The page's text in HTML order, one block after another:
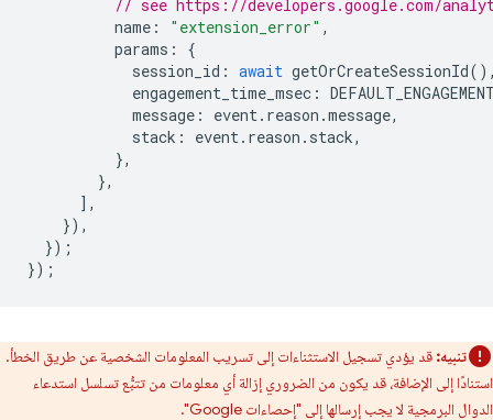
// see https://developers.google.com/
name : "extension_error" ,
params :
{
session_id : await getOrCreateSessionId
engagement_time_msec :
message : event. reason .message,
stack : event. reason . stack,
},
},
],
}),
});
});
تنبيه: قد يؤدي تسجيل الاستثناءات إلى تسريب المعلومات الشخصية عن طريق الخطأ.
استنادًا إلى الإضافة، قد يكون من الضروري إزالة أي معلومات من تتبُّع تسلسل استدعاء
الدوال البرمجية لا يجب إرسالها إلى "إحصاءات Google".